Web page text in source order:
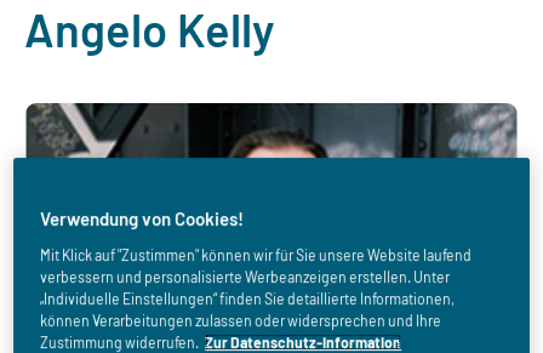
Angelo Kelly
Verwendung von Cookies!
Mit Klick auf "Zustimmen" können wir für Sie unsere Website laufend
verbessern und personalisierte Werbeanzeigen erstellen. Unter
„Individuelle Einstellungen“ finden Sie detaillierte Informationen,
können Verarbeitungen zulassen oder widersprechen und Ihre
Zustimmung widerrufen. Zur Datenschutz-Information